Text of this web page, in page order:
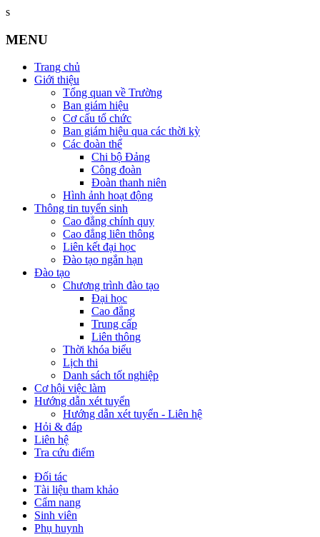
s
MENU
Trang chủ
Giới thiệu
Tổng quan về Trường
Ban giám hiệu
Cơ cấu tổ chức
Ban giám hiệu qua các thời kỳ
Các đoàn thể
Chi bộ Đảng
Công đoàn
Đoàn thanh niên
Hình ảnh hoạt động
Thông tin tuyển sinh
Cao đẳng chính quy
Cao đẳng liên thông
Liên kết đại học
Đào tạo ngắn hạn
Đào tạo
Chương trình đào tạo
Đại học
Cao đẳng
Trung cấp
Liên thông
Thời khóa biểu
Lịch thi
Danh sách tốt nghiệp
Cơ hội việc làm
Hướng dẫn xét tuyển
Hướng dẫn xét tuyển - Liên hệ
Hỏi & đáp
Liên hệ
Tra cứu điểm
Đối tác
Tài liệu tham khảo
Cẩm nang
Sinh viên
Phụ huynh